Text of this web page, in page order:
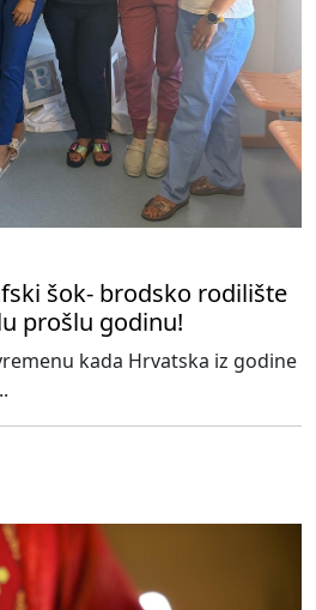
šok- brodsko rodilište
prošlu godinu!
kada Hrvatska iz godine